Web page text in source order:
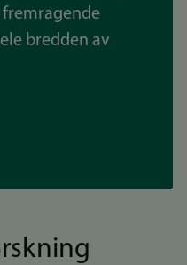
bredden av